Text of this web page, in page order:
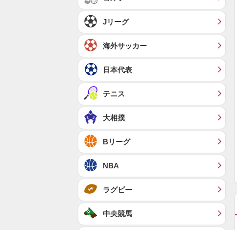
Jリーグ
海外サッカー
日本代表
テニス
大相撲
Bリーグ
NBA
ラグビー
中央競馬